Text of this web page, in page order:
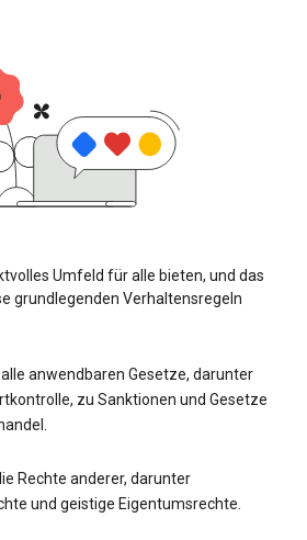
Umfeld für alle bieten, und das
grundlegenden Verhaltensregeln
anwendbaren Gesetze, darunter
zu Sanktionen und Gesetze
Rechte anderer, darunter
und geistige Eigentumsrechte.